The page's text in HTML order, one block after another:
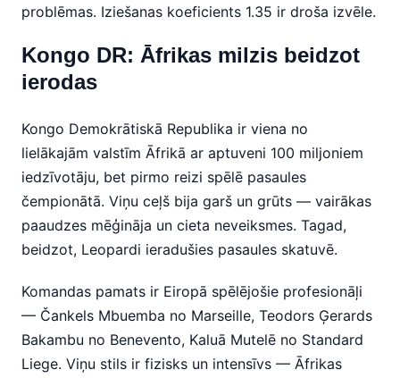
problēmas. Iziešanas koeficients 1.35 ir droša izvēle.
Kongo DR: Āfrikas milzis beidzot
ierodas
Kongo Demokrātiskā Republika ir viena no
lielākajām valstīm Āfrikā ar aptuveni 100 miljoniem
iedzīvotāju, bet pirmo reizi spēlē pasaules
čempionātā. Viņu ceļš bija garš un grūts — vairākas
paaudzes mēģināja un cieta neveiksmes. Tagad,
beidzot, Leopardi ieradušies pasaules skatuvē.
Komandas pamats ir Eiropā spēlējošie profesionāļi
— Čankels Mbuemba no Marseille, Teodors Ģerards
Bakambu no Benevento, Kaluā Mutelē no Standard
Liege. Viņu stils ir fizisks un intensīvs — Āfrikas